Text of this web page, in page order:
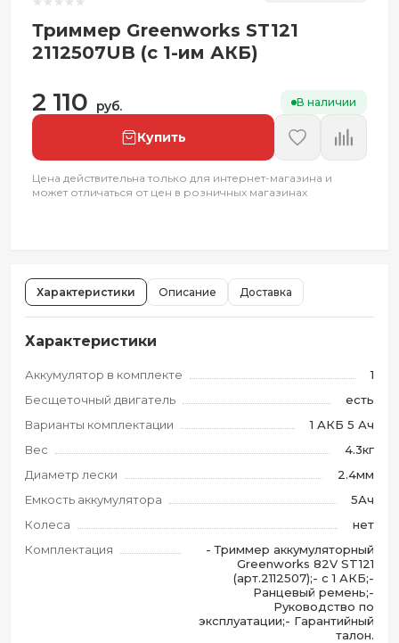
Триммер Greenworks ST121
2112507UB (с 1-им АКБ)
2 110 руб. В наличии
Купить
Цена действительна только для интернет-магазина и
может отличаться от цен в розничных магазинах
Характеристики Описание Доставка
Характеристики
Аккумулятор в комплекте
1
Бесщеточный двигатель
есть
Варианты комплектации
1 АКБ 5 Ач
Вес
4.3кг
Диаметр лески
2.4мм
Емкость аккумулятора
5Ач
Колеса
нет
Комплектация
- Триммер аккумуляторный
Greenworks 82V ST121
(арт.2112507);- с 1 АКБ;-
Ранцевый ремень;-
Руководство по
эксплуатации;- Гарантийный
талон.